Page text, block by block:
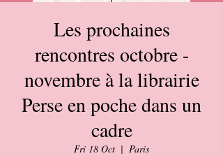
Les prochaines
rencontres octobre -
novembre à la librairie
Perse en poche dans un
cadre
Fri 18 Oct
  |
Paris